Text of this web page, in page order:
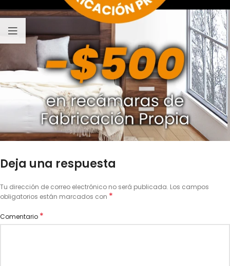
Deja una respuesta
Tu dirección de correo electrónico no será publicada. Los campos
obligatorios están marcados con *
Comentario *